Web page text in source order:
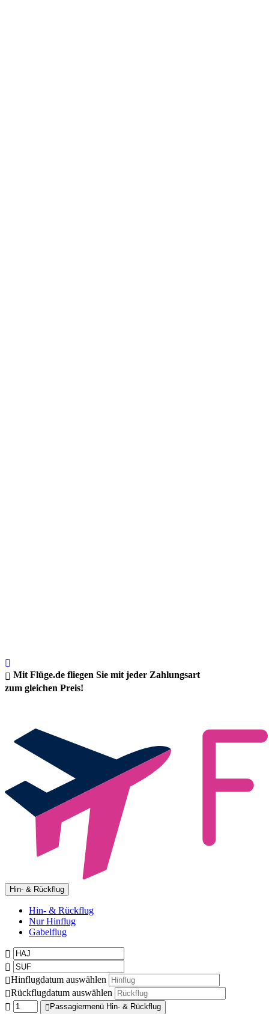
Mit Flüge.de fliegen Sie mit jeder Zahlungsart
zum gleichen Preis!
Hin- & Rückflug
Hin- & Rückflug
Nur Hinflug
Gabelflug
Hinflugdatum auswählen
Rückflugdatum auswählen
Passagiermenü Hin- & Rückflug